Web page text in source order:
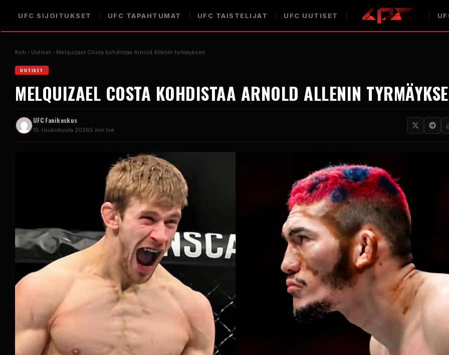
UFC SIJOITUKSET UFC TAPAHTUMAT UFC TAISTELIJAT UFC UUTISET
Koti Uutiset Melquizael Costa kohdistaa Arnold Allenin tyrmäyksen
UUTISET
MELQUIZAEL COSTA KOHDISTAA ARNOLD ALLENIN
UFCFanikeskus
15. toukokuuta 20265 min lue